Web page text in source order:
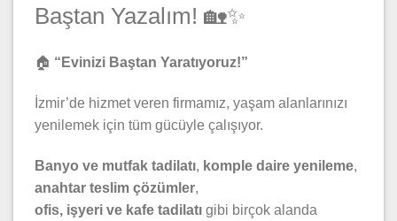
Baştan Yazalım! 🏡✨
🏠 “Evinizi Baştan Yaratıyoruz!”
İzmir’de hizmet veren firmamız, yaşam alanlarınızı
yenilemek için tüm gücüyle çalışıyor.
Banyo ve mutfak tadilatı, komple daire yenileme,
anahtar teslim çözümler,
ofis, işyeri ve kafe tadilatı gibi birçok alanda